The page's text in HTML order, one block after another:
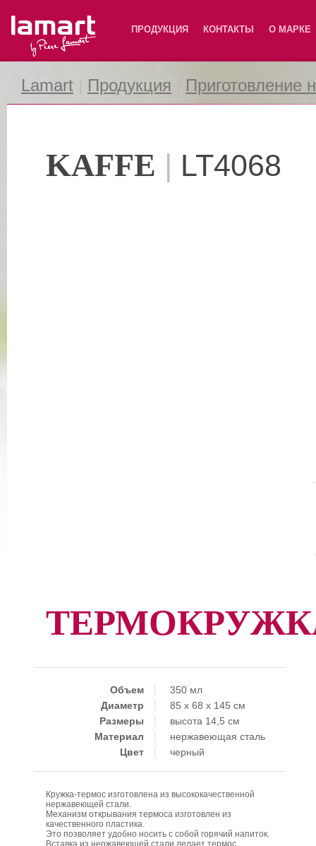
Lamart ПРОДУКЦИЯ КОНТАКТЫ О МАРКЕ
Lamart Продукция Приготовление
KAFFE | LT4068
Объем
350 мл
Диаметр
85 x 68 x 145 см
Размеры
высота 14,5 см
Материал
нержавеющая сталь
Цвет
черный
Кружка-термос изготовлена ​​из высококачественной
нержавеющей стали.
Механизм открывания термоса изготовлен из
качественного пластика.
Это позволяет удобно носить с собой горячий напиток.
Вставка из нержавеющей стали делает термос